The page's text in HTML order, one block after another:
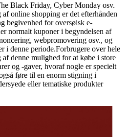
Black Friday, Cyber ​​Monday osv.
online shopping er det efterhånden
begivenhed for oversøisk e-
normalt kuponer i begyndelsen af
webpromovering osv., og
i denne periode.Forbrugere over hele
denne mulighed for at købe i store
og -gaver, hvoraf nogle er specielt
føre til en enorm stigning i
eller tematiske produkter